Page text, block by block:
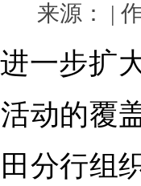
来源： |
一步扩
动的覆
分行组